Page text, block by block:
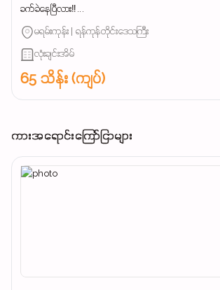
ခက်ခဲနေပြီလား‼️...
မရမ်းကုန်း | ရန်ကုန်တိုင်းဒေသကြီး
လုံးချင်းအိမ်
65 သိန်း (ကျပ်)
ကားအရောင်းကြော်ငြာများ